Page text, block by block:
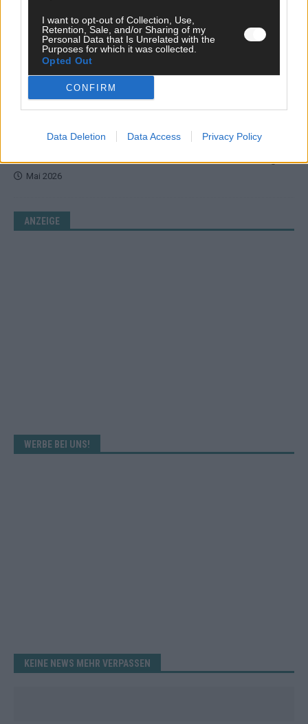
I want to opt-out of Collection, Use,
Retention, Sale, and/or Sharing of my
Personal Data that Is Unrelated with the
Purposes for which it was collected.
Opted Out
CONFIRM
Data Deletion Data Access Privacy Policy
KOMMENTAR
Alle 25 ESC-Finalisten auf dem Prüfstand: Stärken,
Schwächen und unsere Tipps
EUROVISION
Vier Sieger gleichzeitig, Manipulationsverdacht, Jury-
Mai 2026
ANZEIGE
WERBE BEI UNS!
KEINE NEWS MEHR VERPASSEN